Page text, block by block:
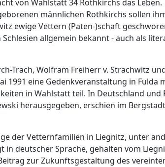
von Wahlstatt 34 Rothkirchs das Leben.
männlichen Rothkirchs sollen
ewige Vettern (Paten-)schaft
allgemein bekannt - auch als
Trach, Wolfram Freiherr v. Strachwitz
1991 eine Gedenkveranstaltung in
in Wahlstatt teil. In Deutschland
herausgegeben, erschien im
der Vetternfamilien in Liegnitz, unter
deutscher Sprache, gehalten vom
zur Zukunftsgestaltung des